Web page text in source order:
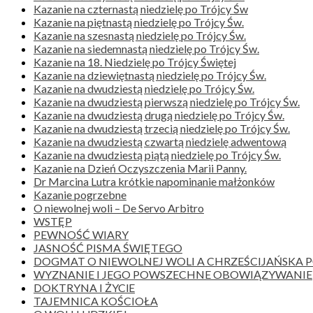
Kazanie na czternastą niedzielę po Trójcy Św
Kazanie na piętnastą niedzielę po Trójcy Św.
Kazanie na szesnastą niedzielę po Trójcy Św.
Kazanie na siedemnastą niedzielę po Trójcy Św.
Kazanie na 18. Niedzielę po Trójcy Świętej
Kazanie na dziewiętnastą niedzielę po Trójcy Św.
Kazanie na dwudziestą niedzielę po Trójcy Św.
Kazanie na dwudziestą pierwszą niedzielę po Trójcy Św.
Kazanie na dwudziestą drugą niedzielę po Trójcy Św.
Kazanie na dwudziestą trzecią niedzielę po Trójcy Św.
Kazanie na dwudziestą czwartą niedzielę adwentową
Kazanie na dwudziestą piątą niedzielę po Trójcy Św.
Kazanie na Dzień Oczyszczenia Marii Panny.
Dr Marcina Lutra krótkie napominanie małżonków
Kazanie pogrzebne
O niewolnej woli – De Servo Arbitro
WSTĘP
PEWNOŚĆ WIARY
JASNOŚĆ PISMA ŚWIĘTEGO
DOGMAT O NIEWOLNEJ WOLI A CHRZEŚCIJAŃSKA
WYZNANIE I JEGO POWSZECHNE OBOWIĄZYWANIE
DOKTRYNA I ŻYClE
TAJEMNICA KOŚCIOŁA